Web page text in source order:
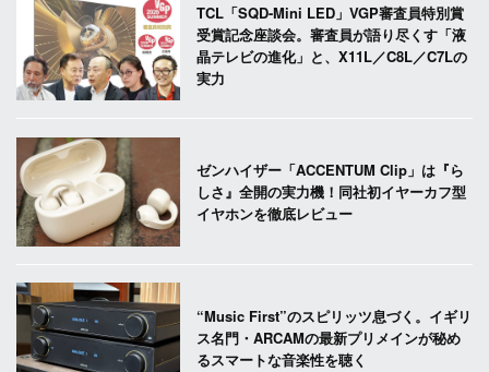
TCL「SQD-Mini LED」VGP審査員特別賞
受賞記念座談会。審査員が語り尽くす「液
晶テレビの進化」と、X11L／C8L／C7Lの
実力
ゼンハイザー「ACCENTUM Clip」は『ら
しさ』全開の実力機！同社初イヤーカフ型
イヤホンを徹底レビュー
“Music First”のスピリッツ息づく。イギリ
ス名門・ARCAMの最新プリメインが秘め
るスマートな音楽性を聴く